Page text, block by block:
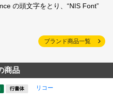
の頭文字をとり、“NIS Font”
ブランド商品一覧
商品
行書体 リコー